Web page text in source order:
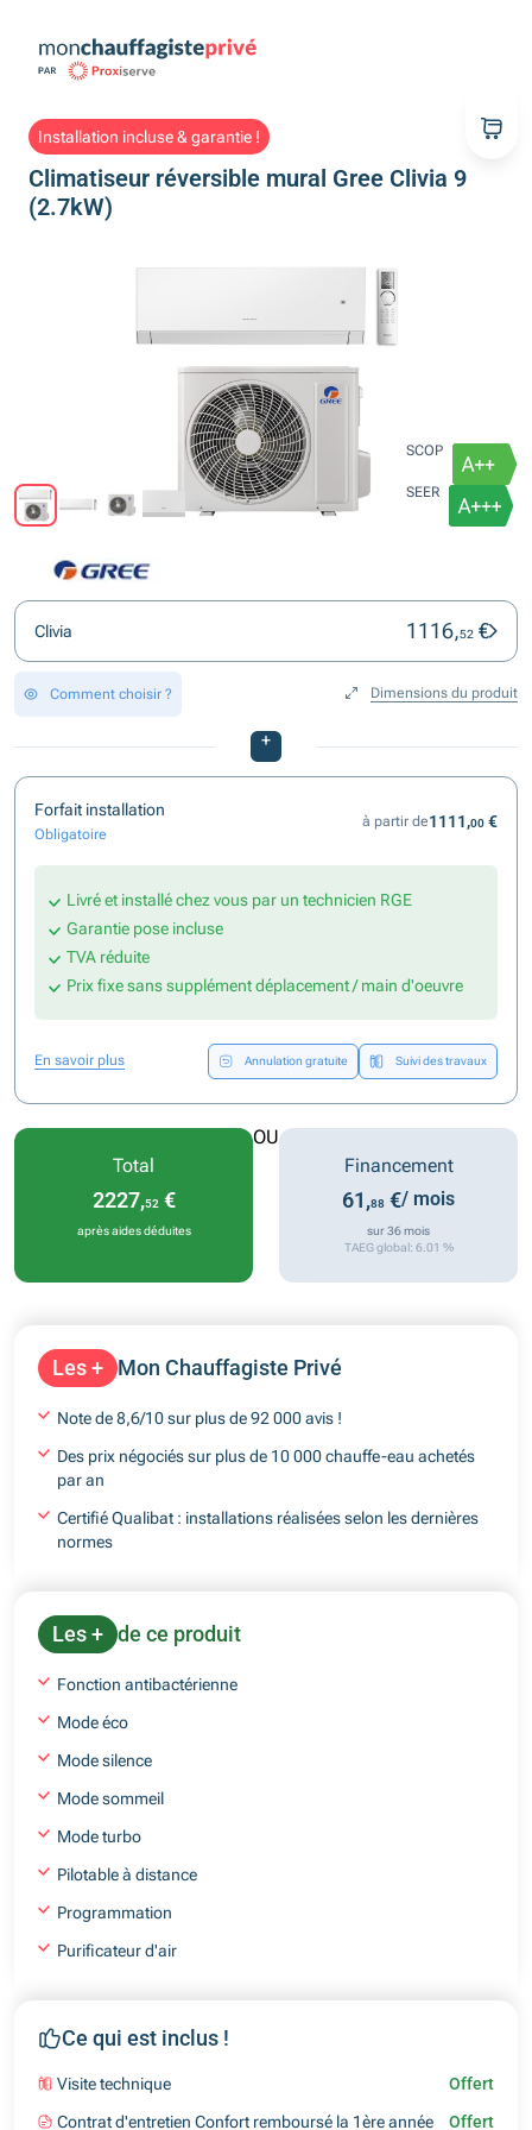
Installation incluse & garantie !
Climatiseur réversible mural Gree Clivia 9
(2.7kW)
SCOP
SEER
Clivia 1116,52 €
Comment choisir ? Dimensions du produit
+
Forfait installation
Obligatoire
à partir de1111,00 €
Livré et installé chez vous par un technicien RGE
Garantie pose incluse
TVA réduite
Prix fixe sans supplément déplacement / main d'oeuvre
En savoir plus Annulation gratuite Suivi des travaux
Les + Mon Chauffagiste Privé
Note de 8,6/10 sur plus de 92 000 avis !
Des prix négociés sur plus de 10 000 chauffe-eau achetés
par an
Certifié Qualibat : installations réalisées selon les dernières
normes
Les + de ce produit
Fonction antibactérienne
Mode éco
Mode silence
Mode sommeil
Mode turbo
Pilotable à distance
Programmation
Purificateur d'air
Ce qui est inclus !
Visite technique
Offert
Contrat d'entretien Confort remboursé la 1ère année
Offert
Total
2227,52 €
après aides déduites
OU
Financement
61,88 €/ mois
sur 36 mois
TAEG global: 6.01 %